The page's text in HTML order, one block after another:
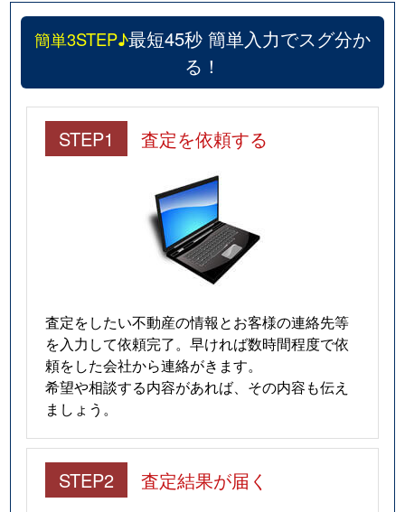
簡単3STEP♪最短45秒 簡単入力でスグ分か
る！
STEP1 査定を依頼する
査定をしたい不動産の情報とお客様の連絡先等
を入力して依頼完了。早ければ数時間程度で依
頼をした会社から連絡がきます。
希望や相談する内容があれば、その内容も伝え
ましょう。
STEP2 査定結果が届く